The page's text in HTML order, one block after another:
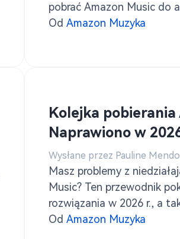
pobrać Amazon Music do
Konwerter muzyki Amazon.
Od Amazon Muzyka
Kolejka pobierania
Naprawiono w
Wysłane przez Pauline
Masz problemy z
Music? Ten przewodnik
rozwiązania w 2026 r., a
za pomocą TuneSolo.
Od Amazon Muzyka